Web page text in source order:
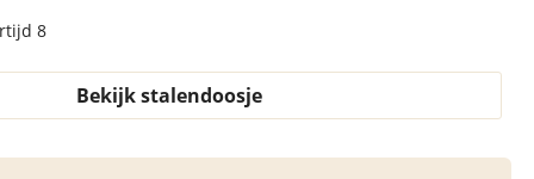
8
Bekijk stalendoosje